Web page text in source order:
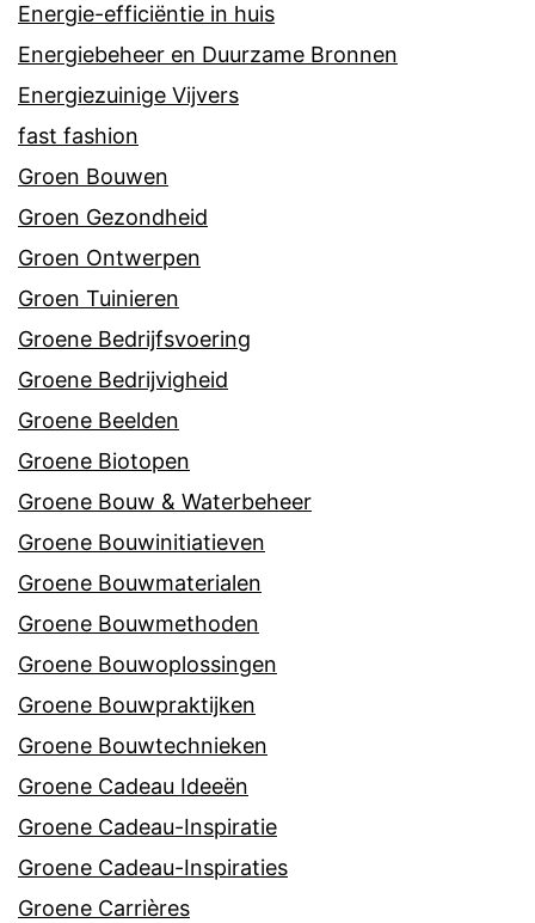
Energie-efficiëntie in huis
Energiebeheer en Duurzame Bronnen
Energiezuinige Vijvers
fast fashion
Groen Bouwen
Groen Gezondheid
Groen Ontwerpen
Groen Tuinieren
Groene Bedrijfsvoering
Groene Bedrijvigheid
Groene Beelden
Groene Biotopen
Groene Bouw & Waterbeheer
Groene Bouwinitiatieven
Groene Bouwmaterialen
Groene Bouwmethoden
Groene Bouwoplossingen
Groene Bouwpraktijken
Groene Bouwtechnieken
Groene Cadeau Ideeën
Groene Cadeau-Inspiratie
Groene Cadeau-Inspiraties
Groene Carrières